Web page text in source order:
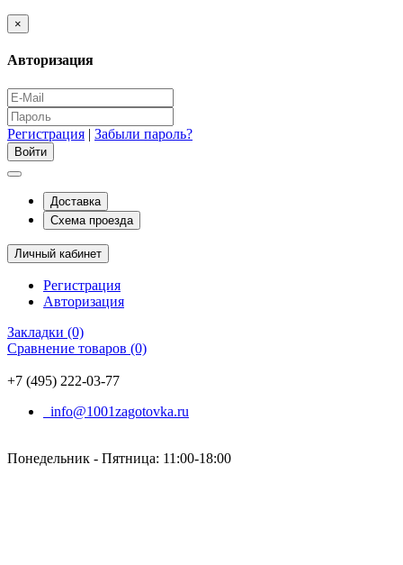
×
Авторизация
Регистрация | Забыли пароль?
Доставка
Схема проезда
Личный кабинет
Регистрация
Авторизация
Закладки (0)
Сравнение товаров (0)
+7 (495) 222-03-77
info@1001zagotovka.ru
Понедельник - Пятница: 11:00-18:00